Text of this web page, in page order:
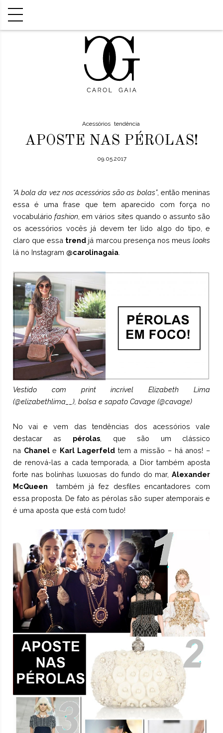
Acessórios tendência
APOSTE NAS PÉROLAS!
09.05.2017
“A bola da vez nos acessórios são as bolas”, então meninas
essa é uma frase que tem aparecido com força no
vocabuláriofashion , em vários sites quando o assunto são
os acessórios vocês já devem ter lido algo do tipo, e
claro que essa trend já marcou presença nos meus looks
lá no Instagram @carolinagaia.
Vestido com print incrível Elizabeth Lima
(@elizabethlima__ ), bolsa e sapato Cavage (@cavage)
No vai e vem das tendências dos acessórios vale
destacar as pérolas, que são um clássico
na Chanele Karl Lagerfeldtem a missão – há anos! –
de renová-las a cada temporada, a Diortambém aposta
forte nas bolinhas luxuosas do fundo do mar,Alexander
McQueen também já fez desfiles encantadores com
essa proposta. De fato as pérolas são super atemporais e
é uma aposta que está com tudo!